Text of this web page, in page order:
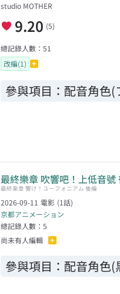
studio MOTHER
9.20 (5)
總記錄人數： 51
改編(1)
參與項目： 配音角色(
最終樂章 吹響吧！上低音號
最終楽章 響け！ユーフォニアム 後編
2026-09-11 電影 (1話)
京都アニメーション
總記錄人數： 5
尚未有人編輯
參與項目： 配音角色(